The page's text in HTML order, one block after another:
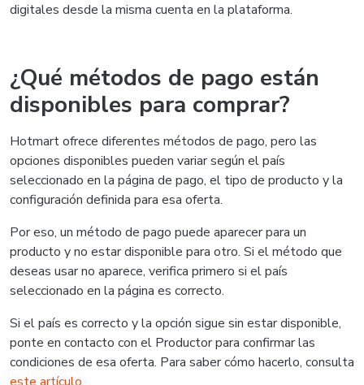
digitales desde la misma cuenta en la plataforma.
¿Qué métodos de pago están
disponibles para comprar?
Hotmart ofrece diferentes métodos de pago, pero las
opciones disponibles pueden variar según el país
seleccionado en la página de pago, el tipo de producto y la
configuración definida para esa oferta.
Por eso, un método de pago puede aparecer para un
producto y no estar disponible para otro. Si el método que
deseas usar no aparece, verifica primero si el país
seleccionado en la página es correcto.
Si el país es correcto y la opción sigue sin estar disponible,
ponte en contacto con el Productor para confirmar las
condiciones de esa oferta. Para saber cómo hacerlo, consulta